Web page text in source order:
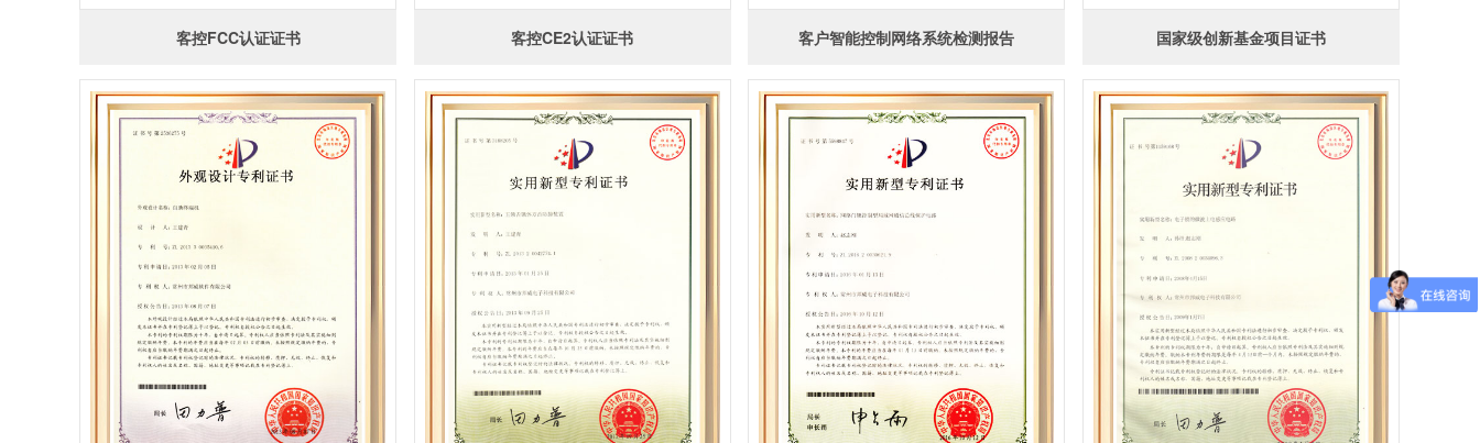
客控FCC认证证书 客控CE2认证证书 客户智能控制网络系统检测报告 国家级创新基金项目证书